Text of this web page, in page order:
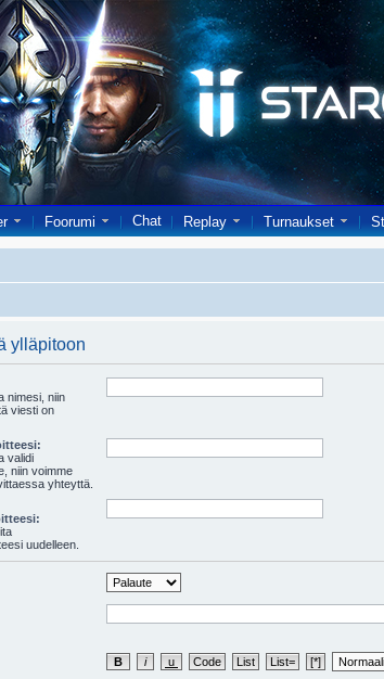
Foorumi Chat Replay Turnaukset
ylläpitoon
nimesi, niin
viesti on
validi
niin voimme
yhteyttä.
uudelleen.